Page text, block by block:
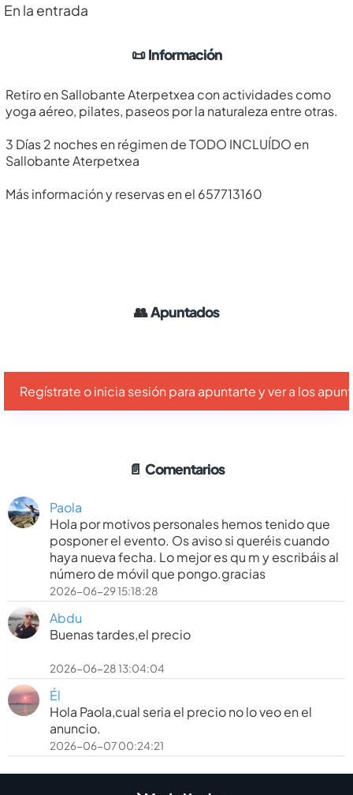
En la entrada
📜Información
Retiro en Sallobante Aterpetxea con actividades como
yoga aéreo, pilates, paseos por la naturaleza entre otras.
3 Días 2 noches en régimen de TODO INCLUÍDO en
Sallobante Aterpetxea
Más información y reservas en el 657713160
👥Apuntados
Regístrate o inicia sesión para apuntarte y ver a los
📄 Comentarios
Paola
Hola por motivos personales hemos tenido que
posponer el evento. Os aviso si queréis cuando
haya nueva fecha. Lo mejor es qu m y escribáis al
número de móvil que pongo.gracias
2026-06-29 15:18:28
Abdu
Buenas tardes,el precio
2026-06-28 13:04:04
Él
Hola Paola,cual seria el precio no lo veo en el
anuncio.
2026-06-07 00:24:21